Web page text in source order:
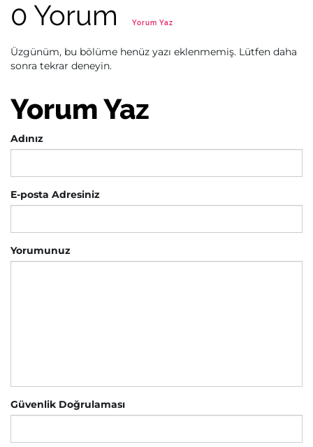
0 Yorum Yorum Yaz
Üzgünüm, bu bölüme henüz yazı eklenmemiş. Lütfen daha
sonra tekrar deneyin.
Yorum Yaz
Adınız
E-posta Adresiniz
Yorumunuz
Güvenlik Doğrulaması